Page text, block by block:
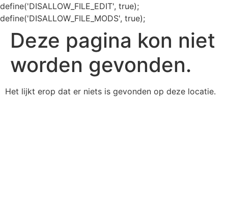
define('DISALLOW_FILE_EDIT', true);
define('DISALLOW_FILE_MODS', true);
Deze pagina kon niet
worden gevonden.
Het lijkt erop dat er niets is gevonden op deze locatie.